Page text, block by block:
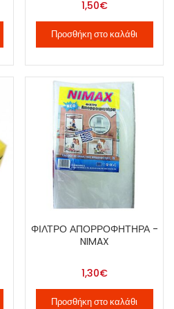
1,50€
Προσθήκη στο καλάθι
ΦΊΛΤΡΟ ΑΠΟΡΡΟΦΗΤΉΡΑ -
NIMAX
1,30€
Προσθήκη στο καλάθι